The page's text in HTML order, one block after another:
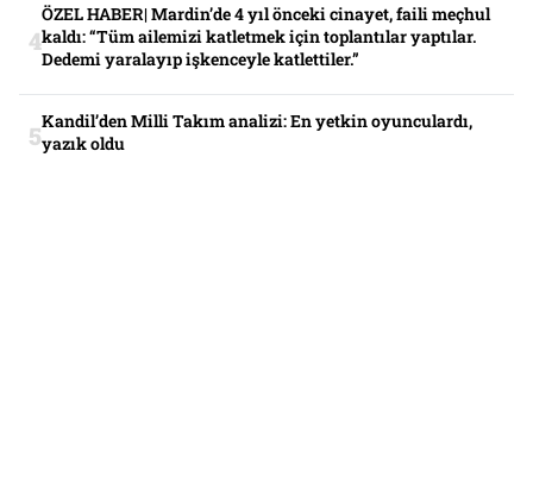
ÖZEL HABER| Mardin’de 4 yıl önceki cinayet, faili meçhul
kaldı: “Tüm ailemizi katletmek için toplantılar yaptılar.
Dedemi yaralayıp işkenceyle katlettiler.”
Kandil’den Milli Takım analizi: En yetkin oyunculardı,
yazık oldu